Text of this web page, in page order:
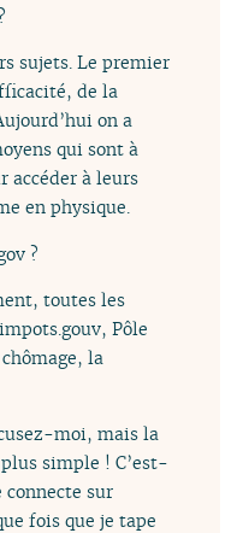
sujets. Le premier
de la
on a
qui sont à
accéder à leurs
en physique.
?
toutes les
Pôle
la
moi, mais la
simple ! C’est-
sur
fois que je tape